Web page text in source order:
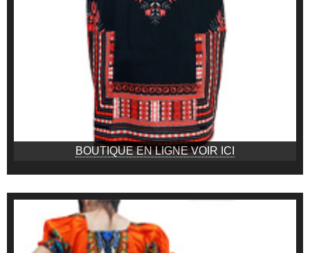
BOUTIQUE EN LIGNE VOIR ICI